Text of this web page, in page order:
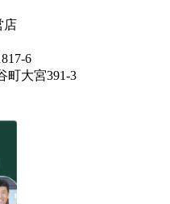
店
6
町大宮391-3